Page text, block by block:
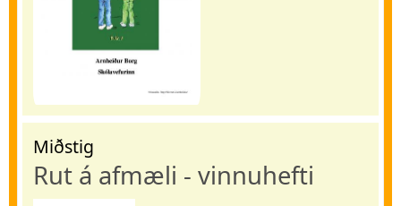
Miðstig
Rut á afmæli - vinnuhefti